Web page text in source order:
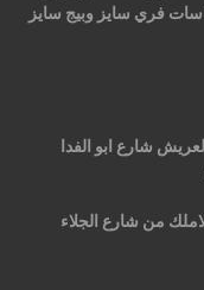
فري سايز وبيج سايز
شارع ابو الفدا
من شارع الجلاء